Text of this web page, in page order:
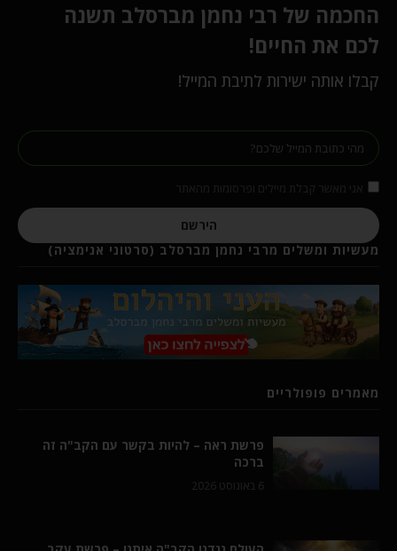
החכמה של רבי נחמן מברסלב תשנה
לכם את החיים!
קבלו אותה ישירות לתיבת המייל!
הירשם
מעשיות ומשלים מרבי נחמן מברסלב (סרטוני אנימציה)
מאמרים פופולריים
פרשת ראה – להיות בקשר עם הקב"ה זה
ברכה
6 באוגוסט 2026